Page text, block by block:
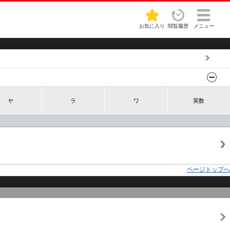
お気に入り 閲覧履歴 メニュー
ヤ ラ ワ 英数
ページトップへ